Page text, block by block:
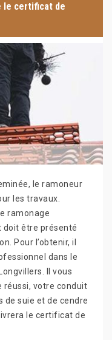
le certificat de
le ramoneur
les travaux.
ramonage
doit être présenté
Pour l’obtenir, il
dans le
Il vous
réussi, votre conduit
de suie et de cendre
le certificat de